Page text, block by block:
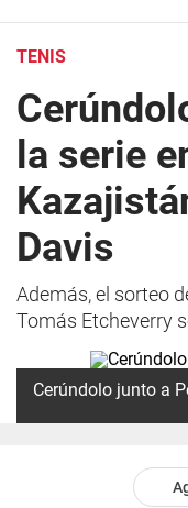
TENIS
la serie
Davis
Además, el sorteo
Tomás Etcheverry
Cerúndolo junto a